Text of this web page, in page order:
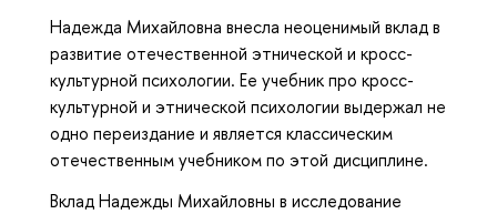
Надежда Михайловна внесла неоценимый вклад в
развитие отечественной этнической и кросс-
культурной психологии. Ее учебник про кросс-
культурной и этнической психологии выдержал не
одно переиздание и является классическим
отечественным учебником по этой дисциплине.
Вклад Надежды Михайловны в исследование